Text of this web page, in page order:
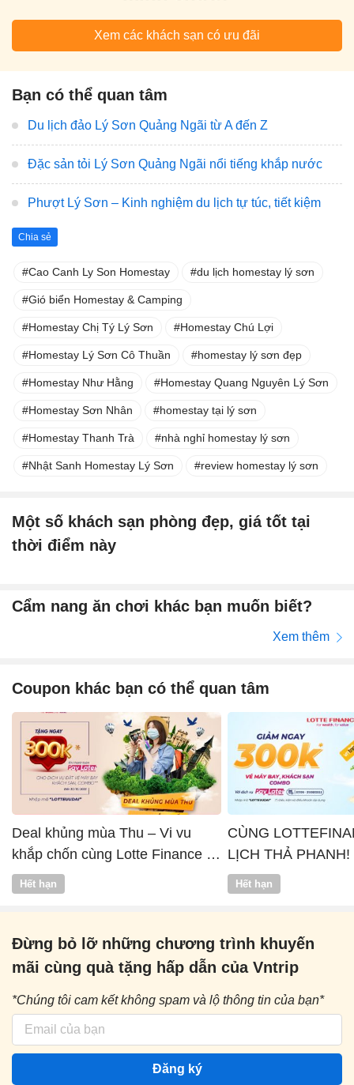
Xem các khách sạn có ưu đãi
Bạn có thể quan tâm
Du lịch đảo Lý Sơn Quảng Ngãi từ A đến Z
Đặc sản tỏi Lý Sơn Quảng Ngãi nổi tiếng khắp nước
Phượt Lý Sơn – Kinh nghiệm du lịch tự túc, tiết kiệm
Chia sẻ
Cao Canh Ly Son Homestay du lịch homestay lý sơn
Gió biển Homestay & Camping
Homestay Chị Tý Lý Sơn Homestay Chú Lợi
Homestay Lý Sơn Cô Thuần homestay lý sơn đẹp
Homestay Như Hằng Homestay Quang Nguyên Lý Sơn
Homestay Sơn Nhân homestay tại lý sơn
Homestay Thanh Trà nhà nghỉ homestay lý sơn
Nhật Sanh Homestay Lý Sơn review homestay lý sơn
Một số khách sạn phòng đẹp, giá tốt tại
thời điểm này
Cẩm nang ăn chơi khác bạn muốn biết?
Xem thêm
Coupon khác bạn có thể quan tâm
Deal khủng mùa Thu – Vi vu
khắp chốn cùng Lotte Finance x
Vntrip
Hết hạn
CÙNG
LỊCH THẢ PHANH!
Hết hạn
Đừng bỏ lỡ những chương trình khuyến
mãi cùng quà tặng hấp dẫn của Vntrip
*Chúng tôi cam kết không spam và lộ thông tin của bạn*
Đăng ký